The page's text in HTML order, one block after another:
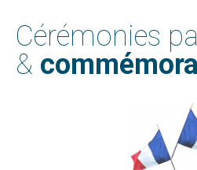
Cérémonies
&